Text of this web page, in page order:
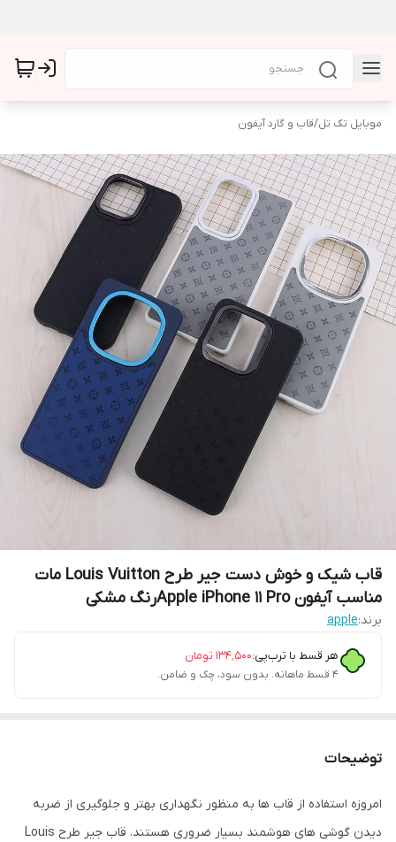
موبایل تک تل/قاب و گارد آیفون
قاب شیک و خوش دست جیر طرح Louis Vuitton مات
مناسب آیفون Apple iPhone 11 Proرنگ مشکی
برند:apple
هر قسط با ترب‌پی:۱۳۴٬۵۰۰ تومان
۴ قسط ماهانه. بدون سود، چک و ضامن.
توضیحات
امروزه استفاده از قاب ها به منظور نگهداری بهتر و جلوگیری از ضربه
دیدن گوشی های هوشمند بسیار ضروری هستند. قاب جیر طرح Louis